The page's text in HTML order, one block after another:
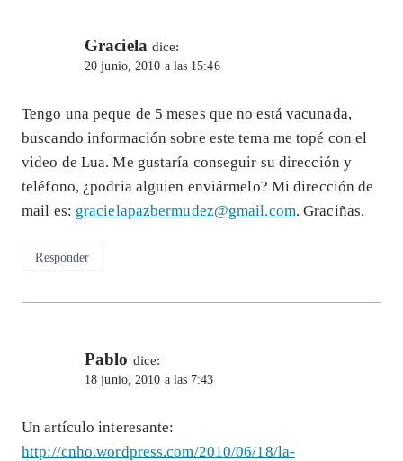
Graciela dice:
20 junio, 2010 a las 15:46
Tengo una peque de 5 meses que no está vacunada,
buscando información sobre este tema me topé con el
video de Lua. Me gustaría conseguir su dirección y
teléfono, ¿podria alguien enviármelo? Mi dirección de
mail es: gracielapazbermudez@gmail.com. Graciñas.
Responder
Pablo dice:
18 junio, 2010 a las 7:43
Un artículo interesante:
http://cnho.wordpress.com/2010/06/18/la-